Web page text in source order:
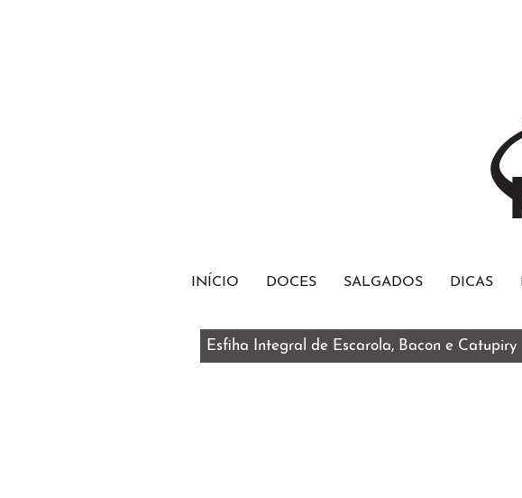
INÍCIO DOCES SALGADOS DICAS
Esfiha Integral de Escarola, Bacon e Catupiry